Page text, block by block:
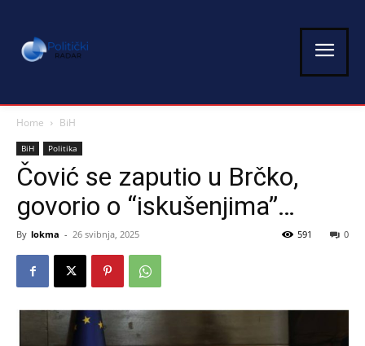
Home BiH
BiH Politika
Čović se zaputio u Brčko,
govorio o “iskušenjima”…
By lokma - 26 svibnja, 2025 0
591